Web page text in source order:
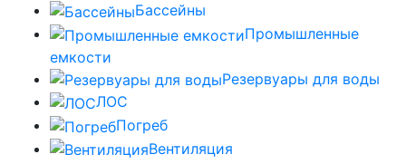
Бассейны
Промышленные
емкости
Резервуары для воды
ЛОС
Погреб
Вентиляция